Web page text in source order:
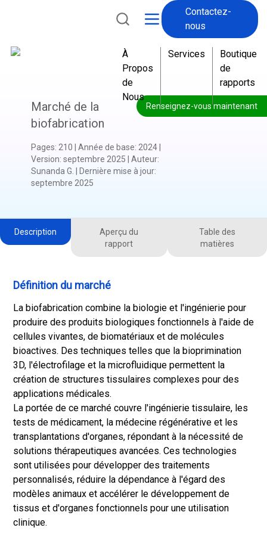
Contactez-
nous
À
Propos
de
Nous
Services
Boutique
de
rapports
Renseignez-vous maintenant
Marché de la
biofabrication
Pages: 210 Année de base: 2024
Version: septembre 2025 Auteur:
Sunanda G.
Dernière mise à jour:
septembre 2025
Description
Aperçu du
rapport
Table des
matières
Définition du marché
La biofabrication combine la biologie et l'ingénierie pour
produire des produits biologiques fonctionnels à l'aide de
cellules vivantes, de biomatériaux et de molécules
bioactives. Des techniques telles que la bioprimination
3D, l'électrofilage et la microfluidique permettent la
création de structures tissulaires complexes pour des
applications médicales.
La portée de ce marché couvre l'ingénierie tissulaire, les
tests de médicament, la médecine régénérative et les
transplantations d'organes, répondant à la nécessité de
solutions thérapeutiques avancées. Ces technologies
sont utilisées pour développer des traitements
personnalisés, réduire la dépendance à l'égard des
modèles animaux et accélérer le développement de
tissus et d'organes fonctionnels pour une utilisation
clinique.